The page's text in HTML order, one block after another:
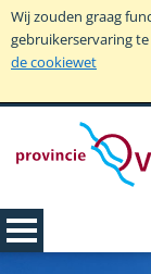
Wij zouden graag
gebruikerservaring
de cookiewet